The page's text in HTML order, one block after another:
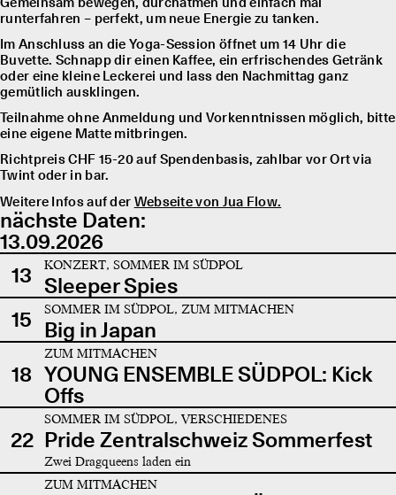
runterfahren – perfekt, um neue Energie zu tanken.
Im Anschluss an die Yoga-Session öffnet um 14 Uhr die
Buvette. Schnapp dir einen Kaffee, ein erfrischendes Getränk
oder eine kleine Leckerei und lass den Nachmittag ganz
gemütlich ausklingen.
Teilnahme ohne Anmeldung und Vorkenntnissen möglich, bitte
eine eigene Matte mitbringen.
Richtpreis CHF 15-20 auf Spendenbasis, zahlbar vor Ort via
Twint oder in bar.
Weitere Infos auf der Webseite von Jua Flow.
nächste Daten:
13.09.2026
13
KONZERT, SOMMER IM SÜDPOL
Sleeper Spies
15
SOMMER IM SÜDPOL, ZUM MITMACHEN
Big in Japan
18
ZUM MITMACHEN
YOUNG ENSEMBLE SÜDPOL: Kick
Offs
22
SOMMER IM SÜDPOL, VERSCHIEDENES
Pride Zentralschweiz Sommerfest
Zwei Dragqueens laden ein
ZUM MITMACHEN